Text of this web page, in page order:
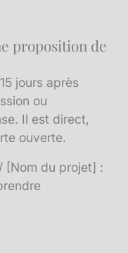
proposition de
jours après
ou
Il est direct,
ouverte.
[Nom du projet] :